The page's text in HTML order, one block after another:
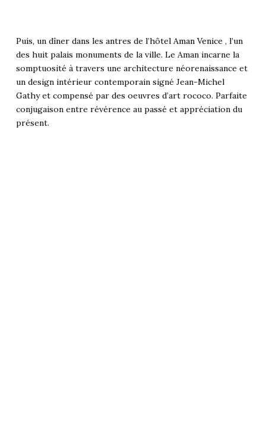
Puis, un dîner dans les antres de l’hôtel Aman Venice , l’un
des huit palais monuments de la ville. Le Aman incarne la
somptuosité à travers une architecture néorenaissance et
un design intérieur contemporain signé Jean-Michel
Gathy et compensé par des oeuvres d’art rococo. Parfaite
conjugaison entre révérence au passé et appréciation du
présent.